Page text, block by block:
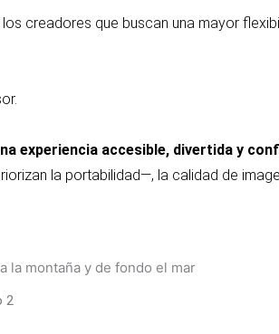
creadores que buscan una mayor
experiencia accesible, divertida y
la portabilidad—, la calidad de
2